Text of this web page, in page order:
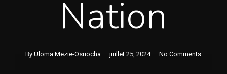
Nation
By Uloma Mezie-Osuocha juillet 25, 2024 No Comments